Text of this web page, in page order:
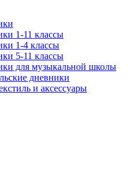
1-11 классы
1-4 классы
5-11 классы
для музыкальной школы
дневники
и аксессуары